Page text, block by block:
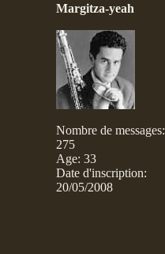
Margitza-yeah
Nombre de messages:
275
Age: 33
Date d'inscription:
20/05/2008